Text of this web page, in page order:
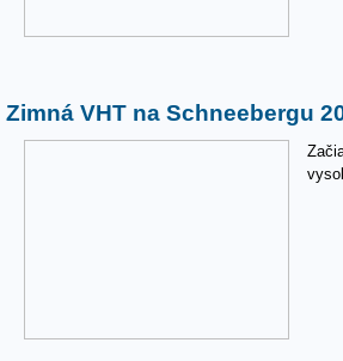
Zimná VHT na Schneebergu